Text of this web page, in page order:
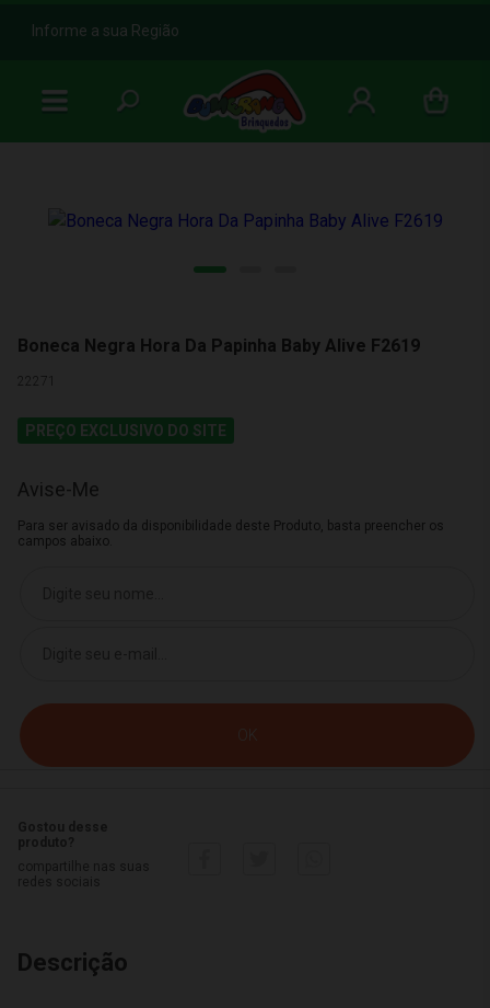
b
Informe a sua Região
Boneca Negra Hora Da Papinha Baby Alive F2619
22271
PREÇO EXCLUSIVO DO SITE
Avise-Me
Para ser avisado da disponibilidade deste Produto, basta preencher os
campos abaixo.
Descrição